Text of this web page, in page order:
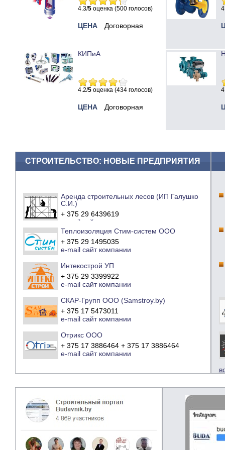
4.3/5 оценка (500 голосов)
ЦЕНА Договорная
КИПиА
4.2/5 оценка (434 голосов)
ЦЕНА Договорная
СТРОИТЕЛЬСТВО: НОВЫЕ ПРЕДПРИЯТИЯ
Аренда строительных лесов (ИП Галушко
С.И.)
+ 375 29 6439619
e-mail
сайт компании
Теплоизоляция Стим-систем ООО
+ 375 29 1495035
e-mail сайт компании
Интекострой УП
+ 375 29 3399922
e-mail сайт компании
СКАР-Групп ООО (Samstroy.by)
+ 375 17 5473011
e-mail сайт компании
Отрикс ООО
+ 375 17 3886464 + 375 17 3886464
e-mail сайт компании